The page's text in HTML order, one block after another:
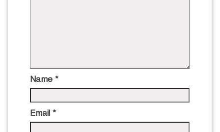
Name *
Email *